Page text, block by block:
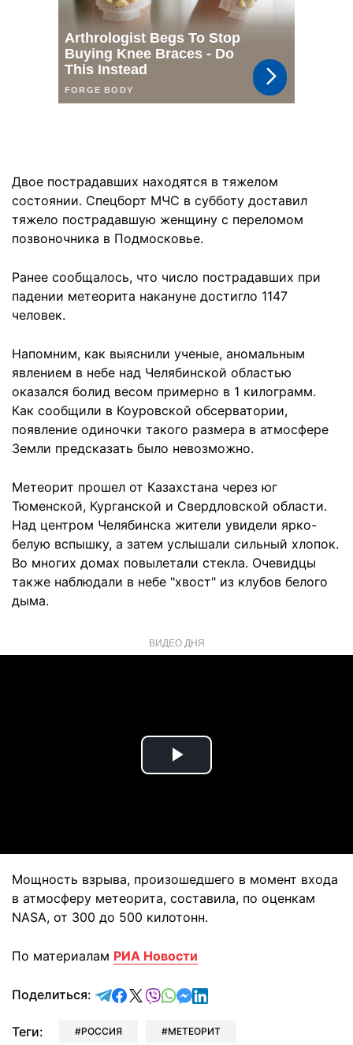
Двое пострадавших находятся в тяжелом
состоянии. Спецборт МЧС в субботу доставил
тяжело пострадавшую женщину с переломом
позвоночника в Подмосковье.
Ранее сообщалось, что число пострадавших при
падении метеорита накануне достигло 1147
человек.
Напомним, как выяснили ученые, аномальным
явлением в небе над Челябинской областью
оказался болид весом примерно в 1 килограмм.
Как сообщили в Коуровской обсерватории,
появление одиночки такого размера в атмосфере
Земли предсказать было невозможно.
Метеорит прошел от Казахстана через юг
Тюменской, Курганской и Свердловской области.
Над центром Челябинска жители увидели ярко-
белую вспышку, а затем услышали сильный хлопок.
Во многих домах повылетали стекла. Очевидцы
также наблюдали в небе "хвост" из клубов белого
дыма.
ВИДЕО ДНЯ
Play
Мощность взрыва, произошедшего в момент входа
в атмосферу метеорита, составила, по оценкам
NASA, от 300 до 500 килотонн.
По материалам РИА Новости
Поделиться: отправить в Telegram
поделиться в Facebook
поделиться в X
отправить в Viber
отправить в Whatsapp
отправить в Messenger
отправить в LinkedIn
Теги: РОССИЯ МЕТЕОРИТ